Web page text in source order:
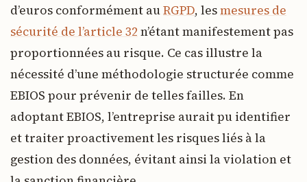
d’euros conformément auRGPD, lesmesures de
sécurité de l’article 32 n’étant manifestement pas
proportionnées au risque. Ce cas illustre la
nécessité d’une méthodologie structurée comme
EBIOS pour prévenir de telles failles. En
adoptant EBIOS, l’entreprise aurait pu identifier
et traiter proactivement les risques liés à la
gestion des données, évitant ainsi la violation et